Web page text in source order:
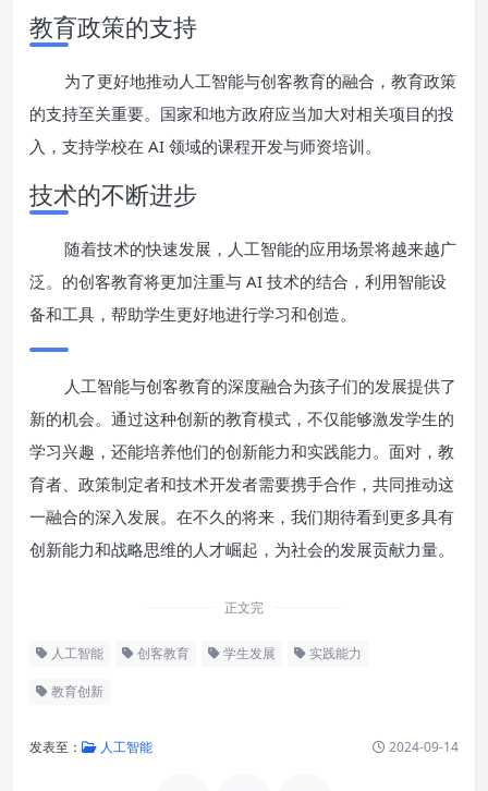
教育政策的支持
为了更好地推动人工智能与创客教育的融合，教育政策
的支持至关重要。国家和地方政府应当加大对相关项目的投
入，支持学校在 AI 领域的课程开发与师资培训。
技术的不断进步
随着技术的快速发展，人工智能的应用场景将越来越广
泛。的创客教育将更加注重与 AI 技术的结合，利用智能设
备和工具，帮助学生更好地进行学习和创造。
人工智能与创客教育的深度融合为孩子们的发展提供了
新的机会。通过这种创新的教育模式，不仅能够激发学生的
学习兴趣，还能培养他们的创新能力和实践能力。面对，教
育者、政策制定者和技术开发者需要携手合作，共同推动这
一融合的深入发展。在不久的将来，我们期待看到更多具有
创新能力和战略思维的人才崛起，为社会的发展贡献力量。
正文完
人工智能 创客教育 学生发展 实践能力
教育创新
发表至： 人工智能 2024-09-14